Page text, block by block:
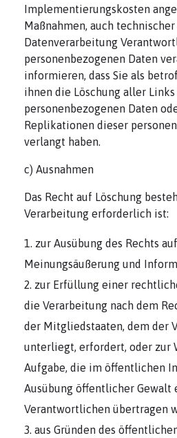
Implementierungskosten
Maßnahmen, auch
Datenverarbeitung
personenbezogenen Daten
informieren, dass Sie als
ihnen die Löschung aller
personenbezogenen Daten
Replikationen dieser
verlangt haben.
c) Ausnahmen
Das Recht auf Löschung
Verarbeitung erforderlich ist:
zur Ausübung des Rechts
Meinungsäußerung und
zur Erfüllung einer
die Verarbeitung nach dem
der Mitgliedstaaten, dem der
unterliegt, erfordert, oder zur
Aufgabe, die im öffentlichen
Ausübung öffentlicher Gewalt
Verantwortlichen übertragen
aus Gründen des